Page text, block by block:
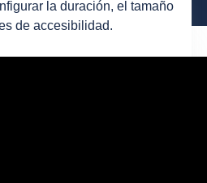
la duración, el tamaño
de accesibilidad.